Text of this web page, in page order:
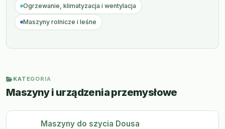
Ogrzewanie, klimatyzacja i wentylacja
Maszyny rolnicze i leśne
KATEGORIA
Maszyny i urządzenia przemysłowe
Maszyny do szycia Dousa